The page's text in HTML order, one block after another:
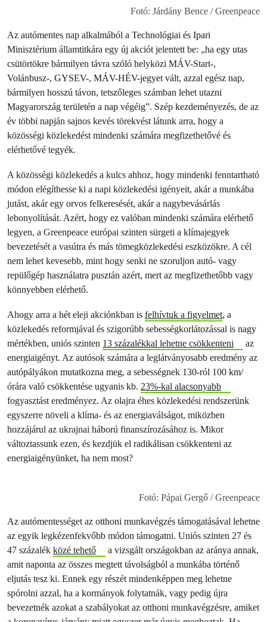
Fotó: Járdány Bence / Greenpeace
Az autómentes nap alkalmából a Technológiai és Ipari
Minisztérium államtitkára egy új akciót jelentett be: „ha egy utas
csütörtökre bármilyen távra szóló helyközi MÁV-Start-,
Volánbusz-, GYSEV-, MÁV-HÉV-jegyet vált, azzal egész nap,
bármilyen hosszú távon, tetszőleges számban lehet utazni
Magyarország területén a nap végéig”. Szép kezdeményezés, de az
év többi napján sajnos kevés törekvést látunk arra, hogy a
közösségi közlekedést mindenki számára megfizethetővé és
elérhetővé tegyék.
A közösségi közlekedés a kulcs ahhoz, hogy mindenki fenntartható
módon elégíthesse ki a napi közlekedési igényeit, akár a munkába
jutást, akár egy orvos felkeresését, akár a nagybevásárlás
lebonyolítását. Azért, hogy ez valóban mindenki számára elérhető
legyen, a Greenpeace európai szinten sürgeti a klímajegyek
bevezetését a vasútra és más tömegközlekedési eszközökre. A cél
nem lehet kevesebb, mint hogy senki ne szoruljon autó- vagy
repülőgép használatra pusztán azért, mert az megfizethetőbb vagy
könnyebben elérhető.
Ahogy arra a hét eleji akciónkban is felhívtuk a figyelmet, a
közlekedés reformjával és szigorúbb sebességkorlátozással is nagy
mértékben, uniós szinten 13 százalékkal lehetne csökkenteni
az
energiaigényt. Az autósok számára a leglátványosabb eredmény az
autópályákon mutatkozna meg, a sebességnek 130-ról 100 km/
órára való csökkentése ugyanis kb. 23%-kal alacsonyabb
fogyasztást eredményez. Az olajra éhes közlekedési rendszerünk
egyszerre növeli a klíma- és az energiaválságot, miközben
hozzájárul az ukrajnai háború finanszírozásához is. Mikor
változtassunk ezen, és kezdjük el radikálisan csökkenteni az
energiaigényünket, ha nem most?
Fotó: Pápai Gergő / Greenpeace
Az autómentességet az otthoni munkavégzés támogatásával lehetne
az egyik legkézenfekvőbb módon támogatni. Uniós szinten 27 és
47 százalék közé tehető
a vizsgált országokban az aránya annak,
amit naponta az összes megtett távolságból a munkába történő
eljutás tesz ki. Ennek egy részét mindenképpen meg lehetne
spórolni azzal, ha a kormányok folytatnák, vagy pedig újra
bevezetnék azokat a szabályokat az otthoni munkavégzésre, amiket